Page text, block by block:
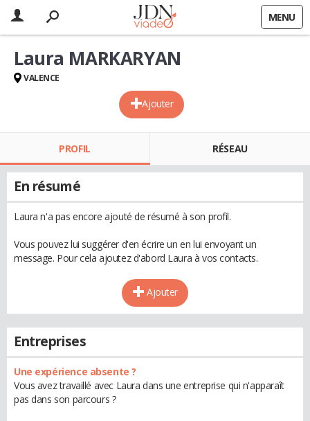
MENU
Ajouter
Laura MARKARYAN
VALENCE
PROFIL RÉSEAU
En résumé
Laura n'a pas encore ajouté de résumé à son profil.
Vous pouvez lui suggérer d'en écrire un en lui envoyant un
message. Pour cela ajoutez d'abord Laura à vos contacts.
Ajouter
Entreprises
Une expérience absente ?
Vous avez travaillé avec Laura dans une entreprise qui n'apparaît
pas dans son parcours ?